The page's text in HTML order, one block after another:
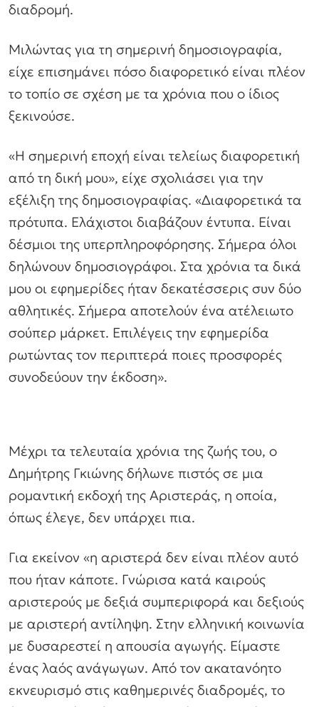
διαδρομή.
Μιλώντας για τη σημερινή δημοσιογραφία,
είχε επισημάνει πόσο διαφορετικό είναι πλέον
το τοπίο σε σχέση με τα χρόνια που ο ίδιος
ξεκινούσε.
«Η σημερινή εποχή είναι τελείως διαφορετική
από τη δική μου», είχε σχολιάσει για την
εξέλιξη της δημοσιογραφίας. «Διαφορετικά τα
πρότυπα. Ελάχιστοι διαβάζουν έντυπα. Είναι
δέσμιοι της υπερπληροφόρησης. Σήμερα όλοι
δηλώνουν δημοσιογράφοι. Στα χρόνια τα δικά
μου οι εφημερίδες ήταν δεκατέσσερις συν δύο
αθλητικές. Σήμερα αποτελούν ένα ατέλειωτο
σούπερ μάρκετ. Επιλέγεις την εφημερίδα
ρωτώντας τον περιπτερά ποιες προσφορές
συνοδεύουν την έκδοση».
Μέχρι τα τελευταία χρόνια της ζωής του, ο
Δημήτρης Γκιώνης δήλωνε πιστός σε μια
ρομαντική εκδοχή της Αριστεράς, η οποία,
όπως έλεγε, δεν υπάρχει πια.
Για εκείνον «η αριστερά δεν είναι πλέον αυτό
που ήταν κάποτε. Γνώρισα κατά καιρούς
αριστερούς με δεξιά συμπεριφορά και δεξιούς
με αριστερή αντίληψη. Στην ελληνική κοινωνία
με δυσαρεστεί η απουσία αγωγής. Είμαστε
ένας λαός ανάγωγων. Από τον ακατανόητο
εκνευρισμό στις καθημερινές διαδρομές, το